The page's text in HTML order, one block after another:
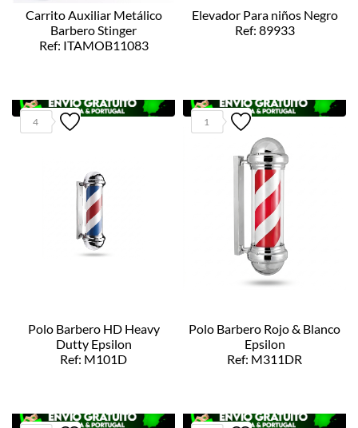
Carrito Auxiliar Metálico
Barbero Stinger
Ref: ITAMOB11083
Elevador Para niños Negro
Ref: 89933
4
Polo Barbero HD Heavy
Dutty Epsilon
Ref: M101D
1
Polo Barbero Rojo & Blanco
Epsilon
Ref: M311DR